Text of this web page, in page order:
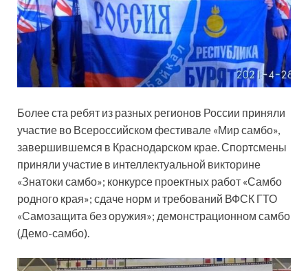
Более ста ребят из разных регионов России приняли
участие во Всероссийском фестивале «Мир самбо»,
завершившемся в Краснодарском крае. Спортсмены
приняли участие в интеллектуальной викторине
«Знатоки самбо»; конкурсе проектных работ «Самбо
родного края»; сдаче норм и требований ВФСК ГТО
«Самозащита без оружия»; демонстрационном самбо
(Демо-самбо).